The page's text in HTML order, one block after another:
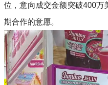
位，意向成交金额突破400万
期合作的意愿。